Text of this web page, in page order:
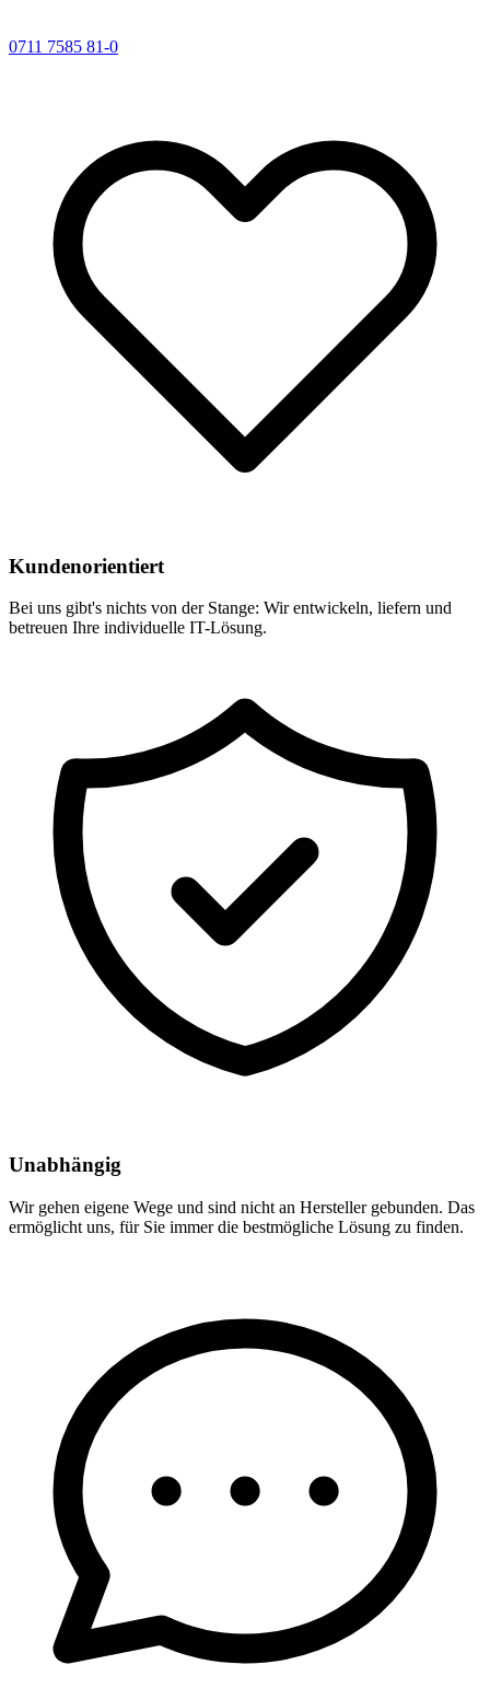
0711 7585 81-0
Kundenorientiert
Bei uns gibt's nichts von der Stange: Wir entwickeln, liefern und
betreuen Ihre individuelle IT-Lösung.
Unabhängig
Wir gehen eigene Wege und sind nicht an Hersteller gebunden. Das
ermöglicht uns, für Sie immer die bestmögliche Lösung zu finden.